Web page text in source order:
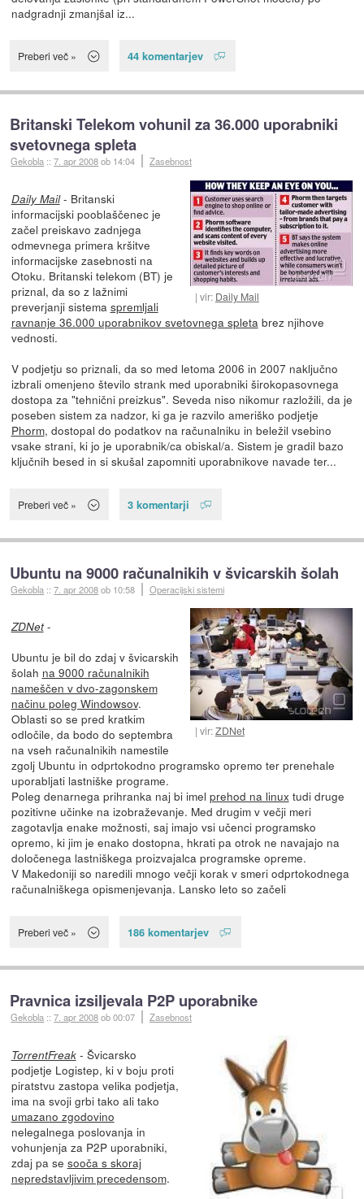
nadgradnji zmanjšal iz...
Preberi več » 44 komentarjev
Britanski Telekom vohunil za 36.000 uporabniki
svetovnega spleta
Gekobla ::7. apr 2008ob 14:04 Zasebnost
vir: Daily Mail
Daily Mail- Britanski
informacijski pooblaščenec je
začel preiskavo zadnjega
odmevnega primera kršitve
informacijske zasebnosti na
Otoku. Britanski telekom (BT) je
priznal, da so z lažnimi
preverjanji sistema spremljali
ravnanje 36.000 uporabnikov svetovnega spletabrez njihove
vednosti.
V podjetju so priznali, da so med letoma 2006 in 2007 naključno
izbrali omenjeno število strank med uporabniki širokopasovnega
dostopa za "tehnični preizkus". Seveda niso nikomur razložili, da je
poseben sistem za nadzor, ki ga je razvilo ameriško podjetje
Phorm, dostopal do podatkov na računalniku in beležil vsebino
vsake strani, ki jo je uporabnik/ca obiskal/a. Sistem je gradil bazo
ključnih besed in si skušal zapomniti uporabnikove navade ter...
Preberi več » 3 komentarji
Ubuntu na 9000 računalnikih v švicarskih šolah
Gekobla ::7. apr 2008ob 10:58 Operacijski sistemi
vir:ZDNet
ZDNet-
Ubuntu je bil do zdaj v švicarskih
šolah na 9000 računalnikih
nameščen v dvo-zagonskem
načinu poleg Windowsov.
Oblasti so se pred kratkim
odločile, da bodo do septembra
na vseh računalnikih namestile
zgolj Ubuntu in odprtokodno programsko opremo ter prenehale
uporabljati lastniške programe.
Poleg denarnega prihranka naj bi imel prehod na linuxtudi druge
pozitivne učinke na izobraževanje. Med drugim v večji meri
zagotavlja enake možnosti, saj imajo vsi učenci programsko
opremo, ki jim je enako dostopna, hkrati pa otrok ne navajajo na
določenega lastniškega proizvajalca programske opreme.
V Makedoniji so naredili mnogo večji korak v smeri odprtokodnega
računalniškega opismenjevanja. Lansko leto so začeli
Preberi več » 186 komentarjev
Pravnica izsiljevala P2P uporabnike
Gekobla ::7. apr 2008ob 00:07 Zasebnost
TorrentFreak- Švicarsko
podjetje Logistep, ki v boju proti
piratstvu zastopa velika podjetja,
ima na svoji grbi tako ali tako
umazano zgodovino
nelegalnega poslovanja in
vohunjenja za P2P uporabniki,
zdaj pa se sooča s skoraj
nepredstavljivim precedensom.